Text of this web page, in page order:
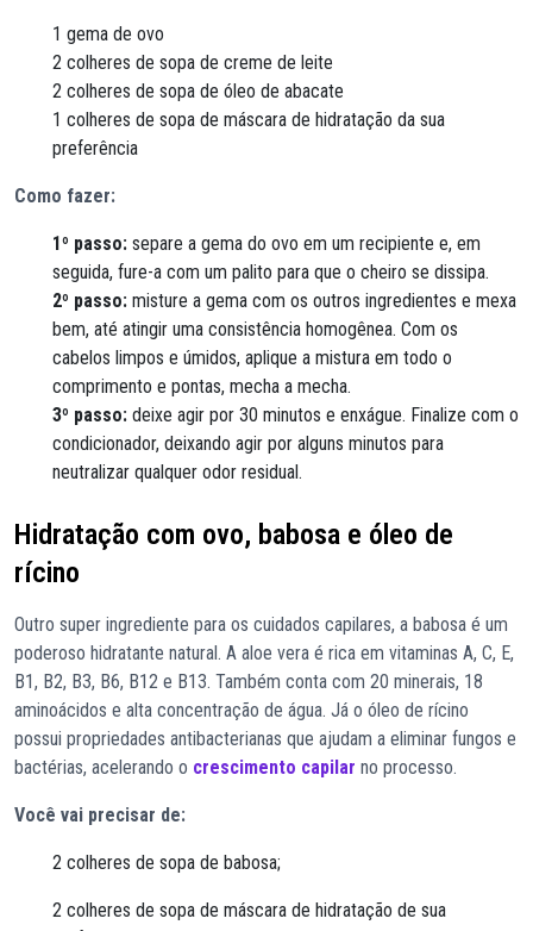
1 gema de ovo
2 colheres de sopa de creme de leite
2 colheres de sopa de óleo de abacate
1 colheres de sopa de máscara de hidratação da sua
preferência
Como fazer:
1º passo: separe a gema do ovo em um recipiente e, em
seguida, fure-a com um palito para que o cheiro se dissipa.
2º passo: misture a gema com os outros ingredientes e mexa
bem, até atingir uma consistência homogênea. Com os
cabelos limpos e úmidos, aplique a mistura em todo o
comprimento e pontas, mecha a mecha.
3º passo: deixe agir por 30 minutos e enxágue. Finalize com o
condicionador, deixando agir por alguns minutos para
neutralizar qualquer odor residual.
Hidratação com ovo, babosa e óleo de
rícino
Outro super ingrediente para os cuidados capilares, a babosa é um
poderoso hidratante natural. A aloe vera é rica em vitaminas A, C, E,
B1, B2, B3, B6, B12 e B13. Também conta com 20 minerais, 18
aminoácidos e alta concentração de água. Já o óleo de rícino
possui propriedades antibacterianas que ajudam a eliminar fungos e
bactérias, acelerando o crescimento capilar no processo.
Você vai precisar de:
2 colheres de sopa de babosa;
2 colheres de sopa de máscara de hidratação de sua